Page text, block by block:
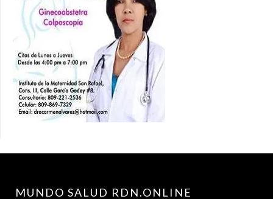
MUNDO SALUD RDN.ONLINE